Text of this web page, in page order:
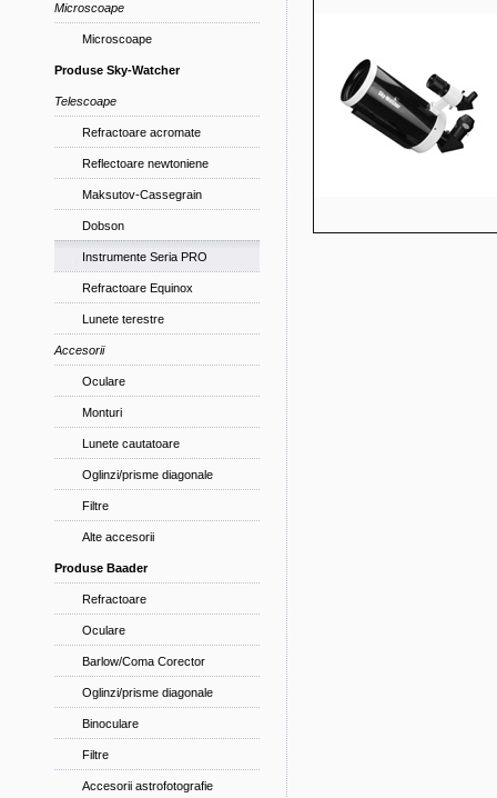
Microscoape
Microscoape
Produse Sky-Watcher
Telescoape
Refractoare acromate
Reflectoare newtoniene
Maksutov-Cassegrain
Dobson
Instrumente Seria PRO
Refractoare Equinox
Lunete terestre
Accesorii
Oculare
Monturi
Lunete cautatoare
Oglinzi/prisme diagonale
Filtre
Alte accesorii
Produse Baader
Refractoare
Oculare
Barlow/Coma Corector
Oglinzi/prisme diagonale
Binoculare
Filtre
Accesorii astrofotografie